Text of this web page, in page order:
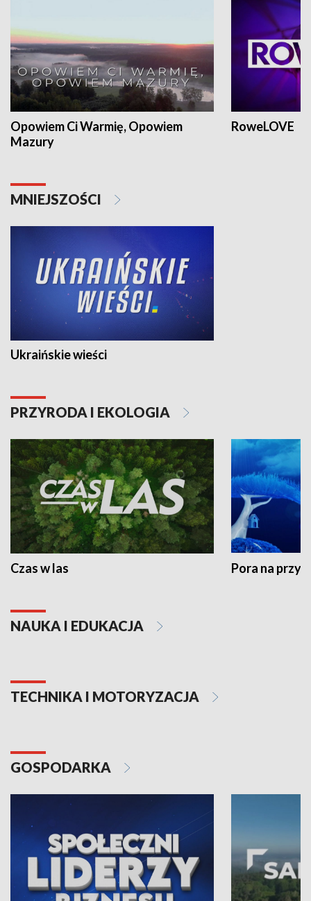
Opowiem Ci Warmię, Opowiem
Mazury
RoweLOVE
MNIEJSZOŚCI
Ukraińskie wieści
PRZYRODA I EKOLOGIA
Czas w las Pora na
NAUKA I EDUKACJA
TECHNIKA I MOTORYZACJA
GOSPODARKA